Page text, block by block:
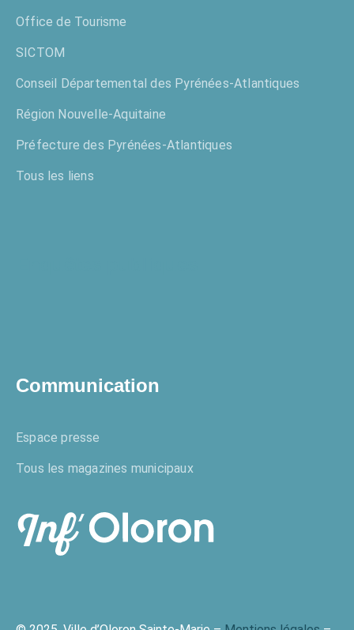
Office de Tourisme
SICTOM
Conseil Départemental des Pyrénées-Atlantiques
Région Nouvelle-Aquitaine
Préfecture des Pyrénées-Atlantiques
Tous les liens
Communication
Espace presse
Tous les magazines municipaux